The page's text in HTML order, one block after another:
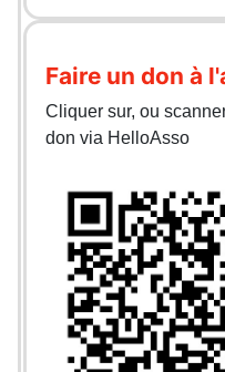
Faire un don à
Cliquer sur, ou
don via HelloAsso